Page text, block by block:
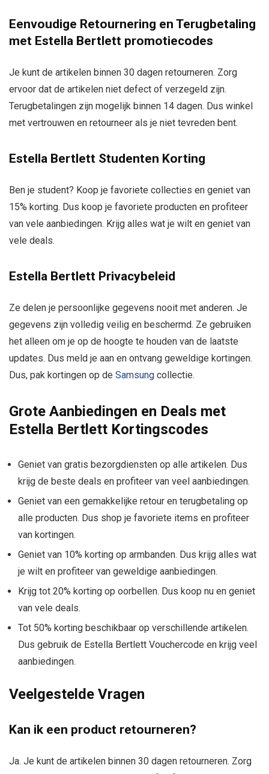
Eenvoudige Retournering en Terugbetaling
met Estella Bertlett promotiecodes
Je kunt de artikelen binnen 30 dagen retourneren. Zorg
ervoor dat de artikelen niet defect of verzegeld zijn.
Terugbetalingen zijn mogelijk binnen 14 dagen. Dus winkel
met vertrouwen en retourneer als je niet tevreden bent.
Estella Bertlett Studenten Korting
Ben je student? Koop je favoriete collecties en geniet van
15% korting. Dus koop je favoriete producten en profiteer
van vele aanbiedingen. Krijg alles wat je wilt en geniet van
vele deals.
Estella Bertlett Privacybeleid
Ze delen je persoonlijke gegevens nooit met anderen. Je
gegevens zijn volledig veilig en beschermd. Ze gebruiken
het alleen om je op de hoogte te houden van de laatste
updates. Dus meld je aan en ontvang geweldige kortingen.
Dus, pak kortingen op de Samsung collectie.
Grote Aanbiedingen en Deals met
Estella Bertlett Kortingscodes
Geniet van gratis bezorgdiensten op alle artikelen. Dus
krijg de beste deals en profiteer van veel aanbiedingen.
Geniet van een gemakkelijke retour en terugbetaling op
alle producten. Dus shop je favoriete items en profiteer
van kortingen.
Geniet van 10% korting op armbanden. Dus krijg alles wat
je wilt en profiteer van geweldige aanbiedingen.
Krijg tot 20% korting op oorbellen. Dus koop nu en geniet
van vele deals.
Tot 50% korting beschikbaar op verschillende artikelen.
Dus gebruik de Estella Bertlett Vouchercode en krijg veel
aanbiedingen.
Veelgestelde Vragen
Kan ik een product retourneren?
Ja. Je kunt de artikelen binnen 30 dagen retourneren. Zorg